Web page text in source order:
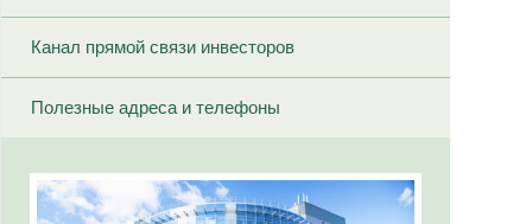
Канал прямой связи инвесторов
Полезные адреса и телефоны